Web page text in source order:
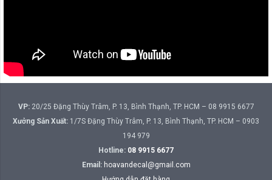
VP:20/25 Đặng Thùy Trâm, P. 13, Bình Thạnh, TP. HCM – 08 9915 6677
Xưởng Sản Xuất: 1/7S Đặng Thùy Trâm, P. 13, Bình Thạnh, TP. HCM – 0903
194 979
Hotline: 08 9915 6677
Email: hoavandecal@gmail.com